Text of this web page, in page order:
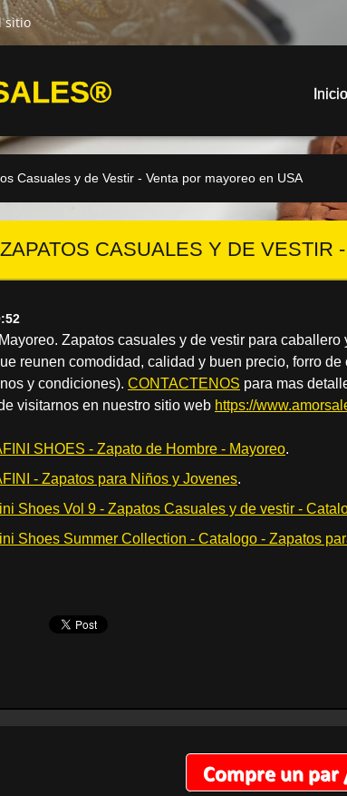
Inicio
Casuales y de Vestir - Venta por mayoreo en USA
ZAPATOS CASUALES Y DE VESTIR
Zapatos casuales y de vestir para
reunen comodidad, calidad y buen precio, forro
y condiciones). CONTACTENOS para mas
visitarnos en nuestro sitio web https://
SHOES - Zapato de Hombre - Mayoreo.
- Zapatos para Niños y Jovenes.
Shoes Vol 9 - Zapatos Casuales y de vestir -
Shoes Summer Collection - Catalogo - Zapatos